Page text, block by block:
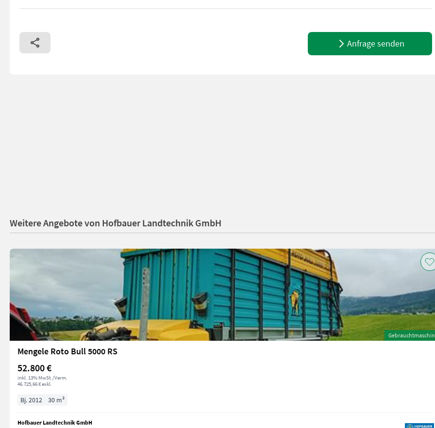
WWGW
Anfrage senden
Weitere Angebote von Hofbauer Landtechnik GmbH
Mengele Roto Bull 5000 RS
52.800 €
inkl. 13% MwSt./Verm.
46.725,66 € exkl.
Bj. 2012 30 m³
Hofbauer Landtechnik GmbH